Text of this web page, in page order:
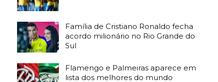
Família de Cristiano Ronaldo fecha
acordo milionário no Rio Grande do
Sul
Flamengo e Palmeiras aparece em
lista dos melhores do mundo